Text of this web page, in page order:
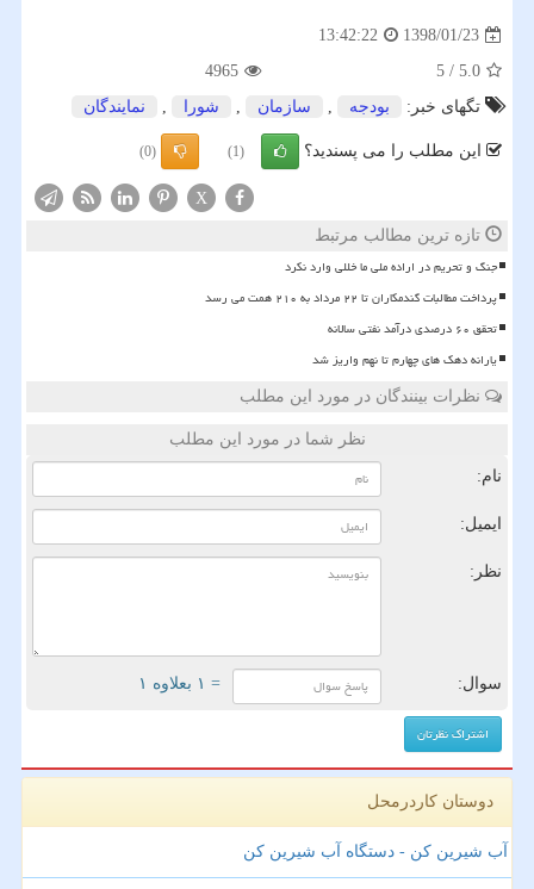
1398/01/23
13:42:22
5.0
/
5
4965
تگهای خبر:
بودجه , سازمان , شورا , نمایندگان
این مطلب را می پسندید؟ (1)
(0)
X
تازه ترین مطالب مرتبط
جنگ و تحریم در اراده ملی ما خللی وارد نکرد
پرداخت مطالبات گندمکاران تا ۲۲ مرداد به ۲۱۰ همت می رسد
تحقق ۶۰ درصدی درآمد نفتی سالانه
یارانه دهک های چهارم تا نهم واریز شد
نظرات بینندگان در مورد این مطلب
نظر شما در مورد این مطلب
نام:
ایمیل:
نظر:
سوال: = ۱ بعلاوه ۱
دوستان کاردرمحل
آب شیرین کن - دستگاه آب شیرین کن